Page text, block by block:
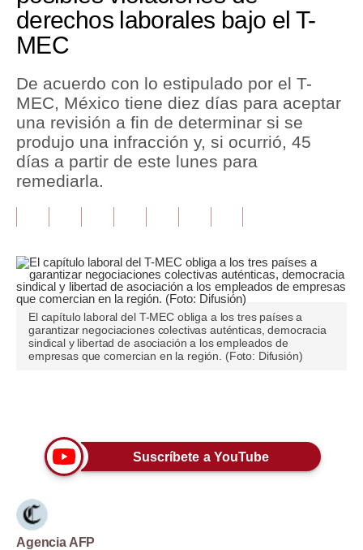
Mercados
Perú
Política
Tu Dinero
Finanzas Personales
Inmobiliarias
Plus G
Editorial
Pregunta de hoy
Blogs
Viajes
Moda
Estilos
Mundo
derechos laborales bajo el T-
MEC
De acuerdo con lo estipulado por el T-
MEC, México tiene diez días para aceptar
una revisión a fin de determinar si se
produjo una infracción y, si ocurrió, 45
días a partir de este lunes para
remediarla.
El capítulo laboral del T-MEC obliga a los tres países a
garantizar negociaciones colectivas auténticas, democracia
sindical y libertad de asociación a los empleados de
empresas que comercian en la región. (Foto: Difusión)
Suscríbete a YouTube
Agencia AFP